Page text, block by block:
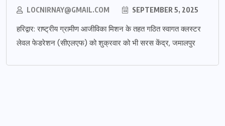
LOCNIRNAY@GMAIL.COM SEPTEMBER 5, 2025
हरिद्वार: राष्ट्रीय ग्रामीण आजीविका मिशन के तहत गठित स्वागत क्लस्टर
लेवल फेडरेशन (सीएलएफ) को शुक्रवार को भी सरस केंद्र, जमालपुर